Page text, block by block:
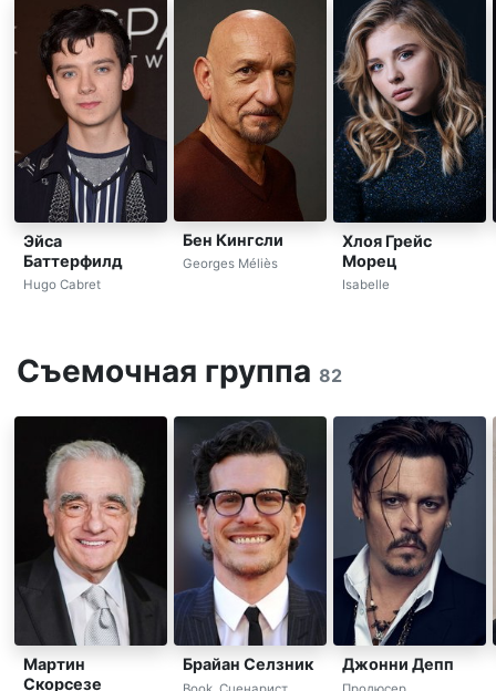
Эйса
Баттерфилд
Hugo Cabret
Бен Кингсли
Georges Méliès
Хлоя Грейс
Морец
Isabelle
Съемочная группа 82
Мартин
Скорсезе
Брайан Селзник Джонни Депп